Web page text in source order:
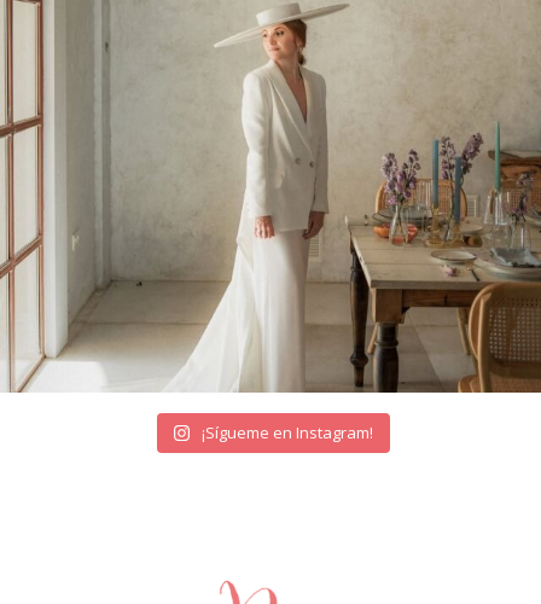
¡Sígueme en Instagram!